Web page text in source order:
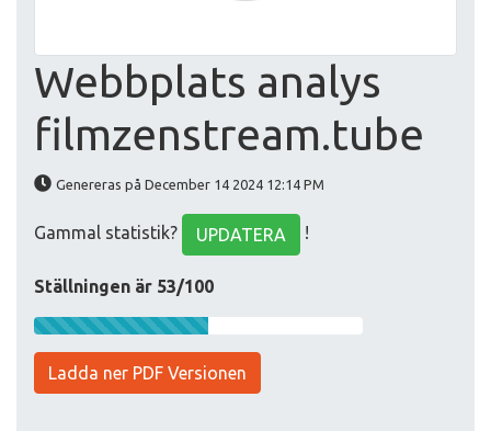
Webbplats analys
filmzenstream.tube
Genereras på December 14 2024 12:14 PM
Gammal statistik? UPDATERA !
Ställningen är 53/100
Ladda ner PDF Versionen